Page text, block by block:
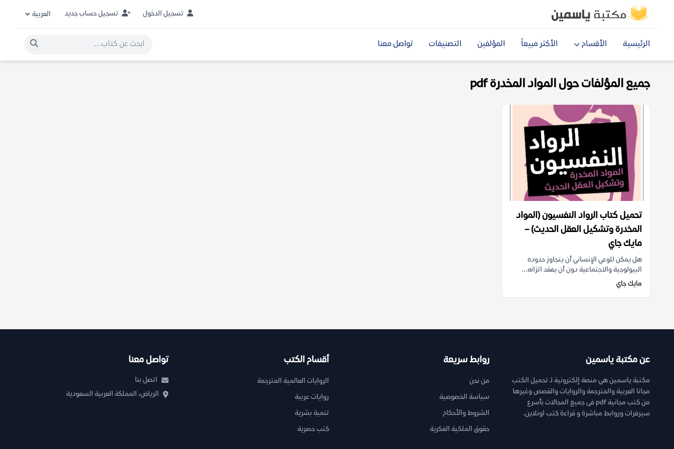
تسجيل الدخول تسجيل حساب جديد
الرئيسية الأقسام الأكثر مبيعاً المؤلفين التصنيفات تواصل معنا
جميع المؤلفات حول المواد المخدرة pdf
تحميل كتاب الرواد النفسيون (المواد
المخدرة وتشكيل العقل الحديث) –
مايك جاي
هل يمكن للوعي الإنساني أن يتجاوز حدوده
البيولوجية والاجتماعية دون أن يفقد اتزانه...
مايك جاي
عن مكتبة ياسمين
مكتبة ياسمين هي منصة إلكترونية لـ تحميل الكتب
مجانا العربية والمترجمة والروايات والقصص وغيرها
من كتب مجانية pdf فى جميع المجالات بأسرع
سيرفرات وروابط مباشرة و قراءة كتب اونلاين.
روابط سريعة
من نحن
سياسة الخصوصية
الشروط والأحكام
حقوق الملكية الفكرية
أقسام الكتب
الروايات العالمية المترجمة
روايات عربية
تنمية بشرية
كتب حصرية
تواصل معنا
اتصل بنا
الرياض، المملكة العربية السعودية